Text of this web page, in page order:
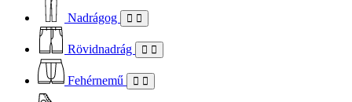
Nadrágog
Rövidnadrág
Fehérnemű